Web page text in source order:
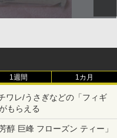
1週間 1カ月
ワレ/うさぎなどの「フィギ
もらえる
醇 巨峰 フローズン ティー」